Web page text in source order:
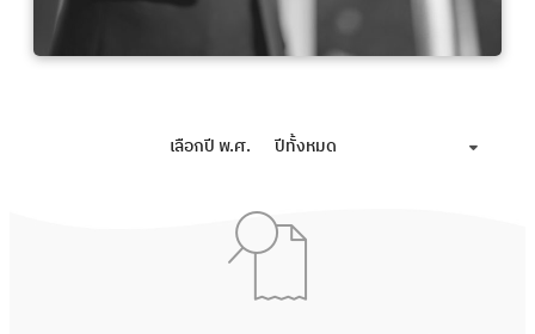
เลือกปี พ.ศ. ปีทั้งหมด